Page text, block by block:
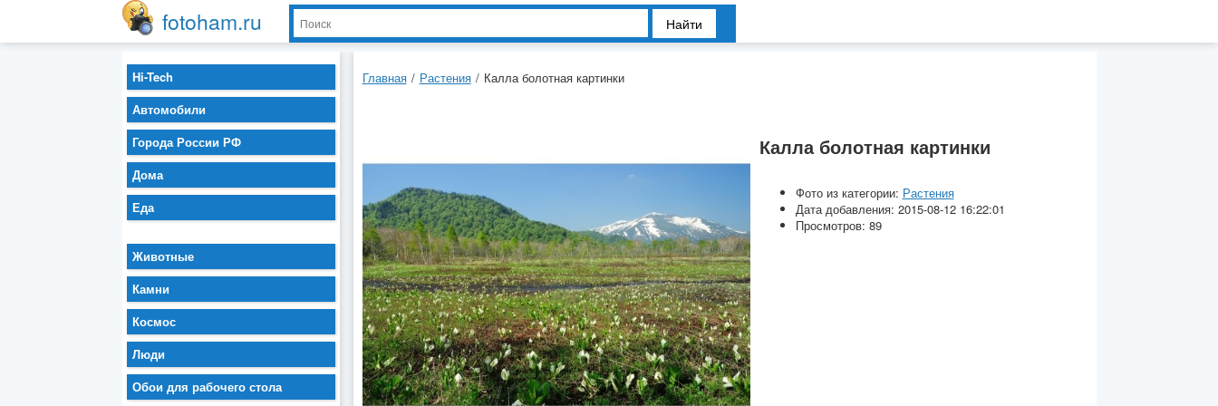
fotoham.ru Найти
Главная / Растения / Калла болотная картинки
Калла болотная картинки
Фото из категории: Растения
Дата добавления: 2015-08-12 16:22:01
Просмотров: 89
Hi-Tech
Автомобили
Города России РФ
Дома
Еда
Животные
Камни
Космос
Люди
Обои для рабочего стола